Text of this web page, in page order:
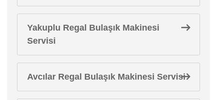
Yakuplu Regal Bulaşık Makinesi
Servisi
Avcılar Regal Bulaşık Makinesi Servisi